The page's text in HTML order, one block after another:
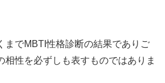
でMBTI性格診断の結果でありご
相性を必ずしも表すものではありま